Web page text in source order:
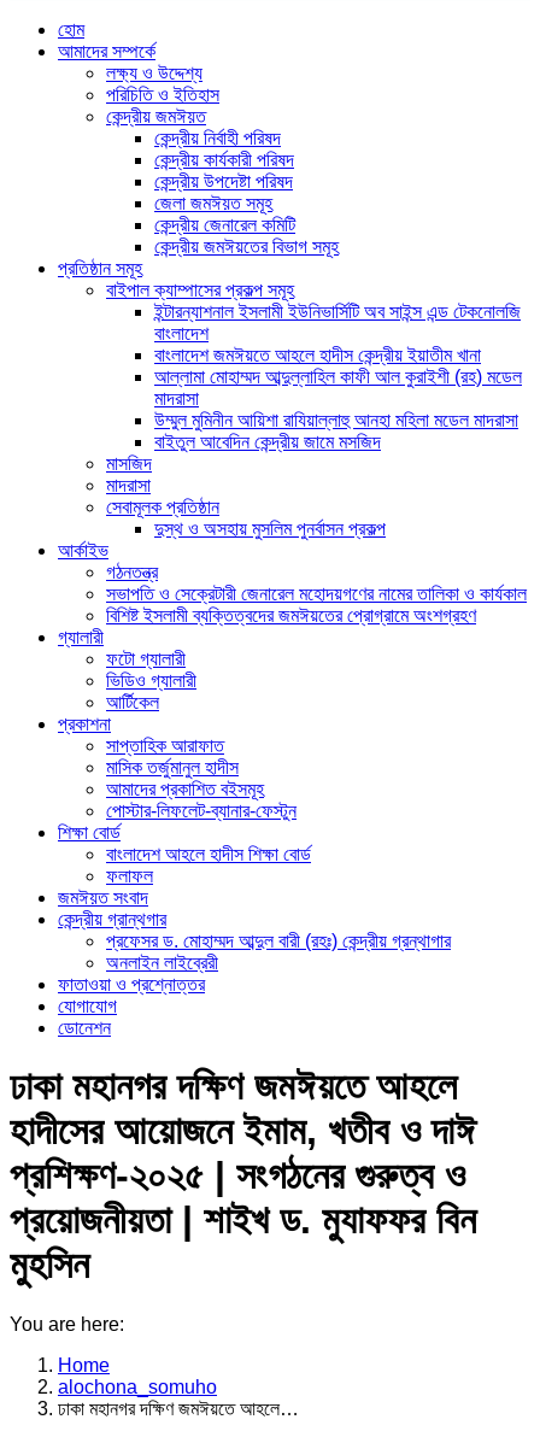
হোম
আমাদের সম্পর্কে
লক্ষ্য ও উদ্দেশ্য
পরিচিতি ও ইতিহাস
কেন্দ্রীয় জমঈয়ত
কেন্দ্রীয় নির্বাহী পরিষদ
কেন্দ্রীয় কার্যকারী পরিষদ
কেন্দ্রীয় উপদেষ্টা পরিষদ
জেলা জমঈয়ত সমূহ
কেন্দ্রীয় জেনারেল কমিটি
কেন্দ্রীয় জমঈয়তের বিভাগ সমূহ
প্রতিষ্ঠান সমূহ
বাইপাল ক্যাম্পাসের প্রকল্প সমূহ
ইন্টারন্যাশনাল ইসলামী ইউনিভার্সিটি অব সাইন্স এন্ড টেকনোলজি
বাংলাদেশ
বাংলাদেশ জমঈয়তে আহলে হাদীস কেন্দ্রীয় ইয়াতীম খানা
আল্লামা মোহাম্মদ আব্দুল্লাহিল কাফী আল কুরাইশী (রহ) মডেল
মাদরাসা
উম্মুল মুমিনীন আয়িশা রাযিয়াল্লাহু আনহা মহিলা মডেল মাদরাসা
বাইতুল আবেদিন কেন্দ্রীয় জামে মসজিদ
মাসজিদ
মাদরাসা
সেবামূলক প্রতিষ্ঠান
দুস্থ ও অসহায় মুসলিম পুনর্বাসন প্রকল্প
আর্কাইভ
গঠনতন্ত্র
সভাপতি ও সেক্রেটারী জেনারেল মহোদয়গণের নামের তালিকা ও কার্যকাল
বিশিষ্ট ইসলামী ব্যক্তিত্বদের জমঈয়তের প্রোগ্রামে অংশগ্রহণ
গ্যালারী
ফটো গ্যালারী
ভিডিও গ্যালারী
আর্টিকেল
প্রকাশনা
সাপ্তাহিক আরাফাত
মাসিক তর্জুমানুল হাদীস
আমাদের প্রকাশিত বইসমূহ
পোস্টার-লিফলেট-ব্যানার-ফেস্টুন
শিক্ষা বোর্ড
বাংলাদেশ আহলে হাদীস শিক্ষা বোর্ড
ফলাফল
জমঈয়ত সংবাদ
কেন্দ্রীয় গ্রান্থগার
প্রফেসর ড. মোহাম্মদ আব্দুল বারী (রহঃ) কেন্দ্রীয় গ্রন্থাগার
অনলাইন লাইব্রেরী
ফাতাওয়া ও প্রশ্নোত্তর
যোগাযোগ
ডোনেশন
ঢাকা মহানগর দক্ষিণ জমঈয়তে আহলে
হাদীসের আয়োজনে ইমাম, খতীব ও দাঈ
প্রশিক্ষণ-২০২৫ | সংগঠনের গুরুত্ব ও
প্রয়োজনীয়তা | শাইখ ড. মুযাফফর বিন
মুহসিন
You are here:
Home
alochona_somuho
ঢাকা মহানগর দক্ষিণ জমঈয়তে আহলে…